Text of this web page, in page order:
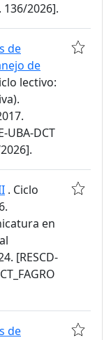
136/2026].
de
de
lectivo:
UBA-DCT
. Ciclo
en
[RESCD-
de